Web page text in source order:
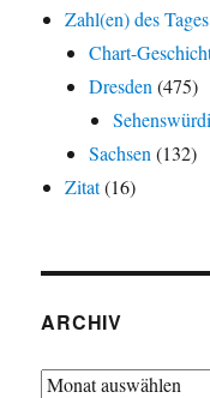
Zahl(en) des Tages
Chart-
Dresden (475)
Sachsen (132)
Zitat(16)
ARCHIV
Archiv